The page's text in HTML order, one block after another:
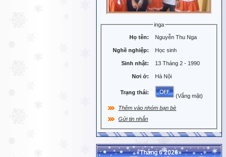
inga
Họ tên: Nguyễn Thu Nga
Nghề nghiệp: Học sinh
Sinh nhật: 13 Tháng 2 - 1990
Nơi ở: Hà Nội
Trạng thái:
(Vắng mặt)
Thêm vào nhóm bạn bè
Gửi tin nhắn
«Tháng 6 2026»